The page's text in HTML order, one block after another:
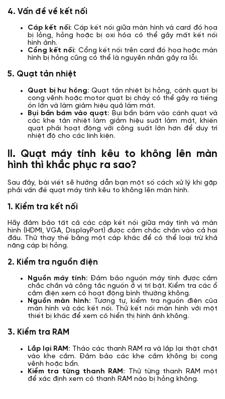
4. Vấn đề về kết nối
Cáp kết nối: Cáp kết nối giữa màn hình và card đồ họa
bị lỏng, hỏng hoặc bị oxi hóa có thể gây mất kết nối
hình ảnh.
Cổng kết nối: Cổng kết nối trên card đồ họa hoặc màn
hình bị hỏng cũng có thể là nguyên nhân gây ra lỗi.
5. Quạt tản nhiệt
Quạt bị hư hỏng: Quạt tản nhiệt bị hỏng, cánh quạt bị
cong vênh hoặc motor quạt bị cháy có thể gây ra tiếng
ồn lớn và làm giảm hiệu quả làm mát.
Bụi bẩn bám vào quạt: Bụi bẩn bám vào cánh quạt và
các khe tản nhiệt làm giảm hiệu suất làm mát, khiến
quạt phải hoạt động với công suất lớn hơn để duy trì
nhiệt độ cho các linh kiện.
II. Quạt máy tính kêu to không lên màn
hình thì khắc phục ra sao?
Sau đây, bài viết sẽ hướng dẫn bạn một số cách xử lý khi gặp
phải vấn đề quạt máy tính kêu to không lên màn hình.
1. Kiểm tra kết nối
Hãy đảm bảo tất cả các cáp kết nối giữa máy tính và màn
hình (HDMI, VGA, DisplayPort) được cắm chắc chắn vào cả hai
đầu. Thử thay thế bằng một cáp khác để có thể loại trừ khả
năng cáp bị hỏng.
2. Kiểm tra nguồn điện
Nguồn máy tính: Đảm bảo nguồn máy tính được cắm
chắc chắn và công tắc nguồn ở vị trí bật. Kiểm tra các ổ
cắm điện xem có hoạt động bình thường không.
Nguồn màn hình: Tương tự, kiểm tra nguồn điện của
màn hình và các kết nối. Thử kết nối màn hình với một
thiết bị khác để xem có hiển thị hình ảnh không.
3. Kiểm tra RAM
Lắp lại RAM: Tháo các thanh RAM ra và lắp lại thật chặt
vào khe cắm. Đảm bảo các khe cắm không bị cong
vênh hoặc bẩn.
Kiểm tra từng thanh RAM: Thử từng thanh RAM một
để xác định xem có thanh RAM nào bị hỏng không.